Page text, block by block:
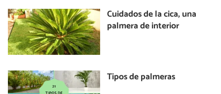
Cuidados de la cica, una
palmera de interior
Tipos de palmeras